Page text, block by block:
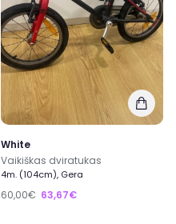
White
Vaikiškas dviratukas
4m. (104cm), Gera
60,00€ 63,67€